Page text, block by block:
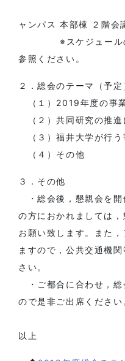
【会場】
ャンパス 本部棟 ２階会
※スケジュールの詳
参照ください。
２．総会のテーマ（予定
（１）2019年度の事
（２）共同研究の推進
（３）福井大学が行う
（４）その他
３．その他
・総会後，懇親会を開
の方におかれましては
お願い致します。また
ますので，公共交通機
さい。
・ご都合に合わせ，総
ので是非ご出席ください
以上